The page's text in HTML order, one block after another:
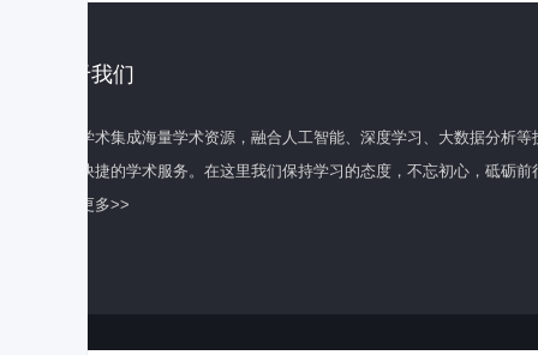
关于我们
百度学术集成海量学术资源，融合人工智能、深度学习、大数据分析
全面快捷的学术服务。在这里我们保持学习的态度，不忘初心，砥砺前
了解更多>>